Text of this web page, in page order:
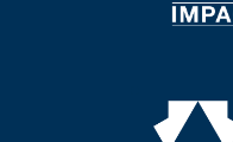
Image